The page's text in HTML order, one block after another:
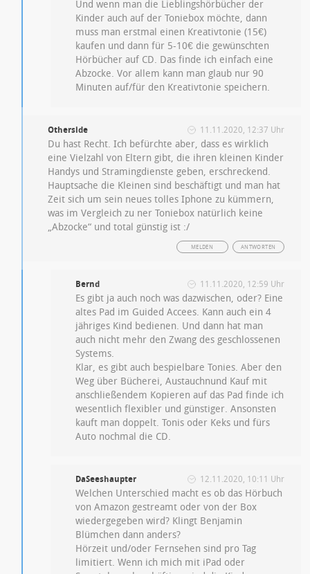
Und wenn man die Lieblingshörbücher der
Kinder auch auf der Toniebox möchte, dann
muss man erstmal einen Kreativtonie (15€)
kaufen und dann für 5-10€ die gewünschten
Hörbücher auf CD. Das finde ich einfach eine
Abzocke. Vor allem kann man glaub nur 90
Minuten auf/für den Kreativtonie speichern.
Otherside 11.11.2020, 12:37 Uhr
Du hast Recht. Ich befürchte aber, dass es wirklich
eine Vielzahl von Eltern gibt, die ihren kleinen Kinder
Handys und Stramingdienste geben, erschreckend.
Hauptsache die Kleinen sind beschäftigt und man hat
Zeit sich um sein neues tolles Iphone zu kümmern,
was im Vergleich zu ner Toniebox natürlich keine
„Abzocke“ und total günstig ist :/
ANTWORTEN
MELDEN
Bernd 11.11.2020, 12:59 Uhr
Es gibt ja auch noch was dazwischen, oder? Eine
altes Pad im Guided Accees. Kann auch ein 4
jähriges Kind bedienen. Und dann hat man
auch nicht mehr den Zwang des geschlossenen
Systems.
Klar, es gibt auch bespielbare Tonies. Aber den
Weg über Bücherei, Austauchnund Kauf mit
anschließendem Kopieren auf das Pad finde ich
wesentlich flexibler und günstiger. Ansonsten
kauft man doppelt. Tonis oder Keks und fürs
Auto nochmal die CD.
DaSeeshaupter 12.11.2020, 10:11 Uhr
Welchen Unterschied macht es ob das Hörbuch
von Amazon gestreamt oder von der Box
wiedergegeben wird? Klingt Benjamin
Blümchen dann anders?
Hörzeit und/oder Fernsehen sind pro Tag
limitiert. Wenn ich mich mit iPad oder